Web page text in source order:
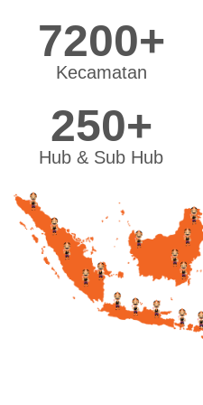
Ciamis,
Jl. KH. Abdullah Bin Nuh No.
Kab. Cianjur,
Jl. Pangrango No. 07, Kel.
Bogor, Jawa
7200+
Kecamatan
250+
Hub & Sub Hub